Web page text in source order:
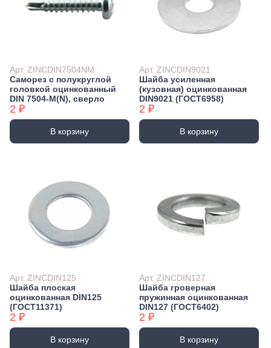
Арт. ZINCDIN7504NM
Саморез с полукруглой
головкой оцинкованный
DIN 7504-М(N), сверло
2 ₽
В корзину
Арт. ZINCDIN9021
Шайба усиленная
(кузовная) оцинкованная
DIN9021 (ГОСТ6958)
2 ₽
В корзину
Арт. ZINCDIN125
Шайба плоская
оцинкованная DIN125
(ГОСТ11371)
2 ₽
В корзину
Арт. ZINCDIN127
Шайба гроверная
пружинная оцинкованная
DIN127 (ГОСТ6402)
2 ₽
В корзину